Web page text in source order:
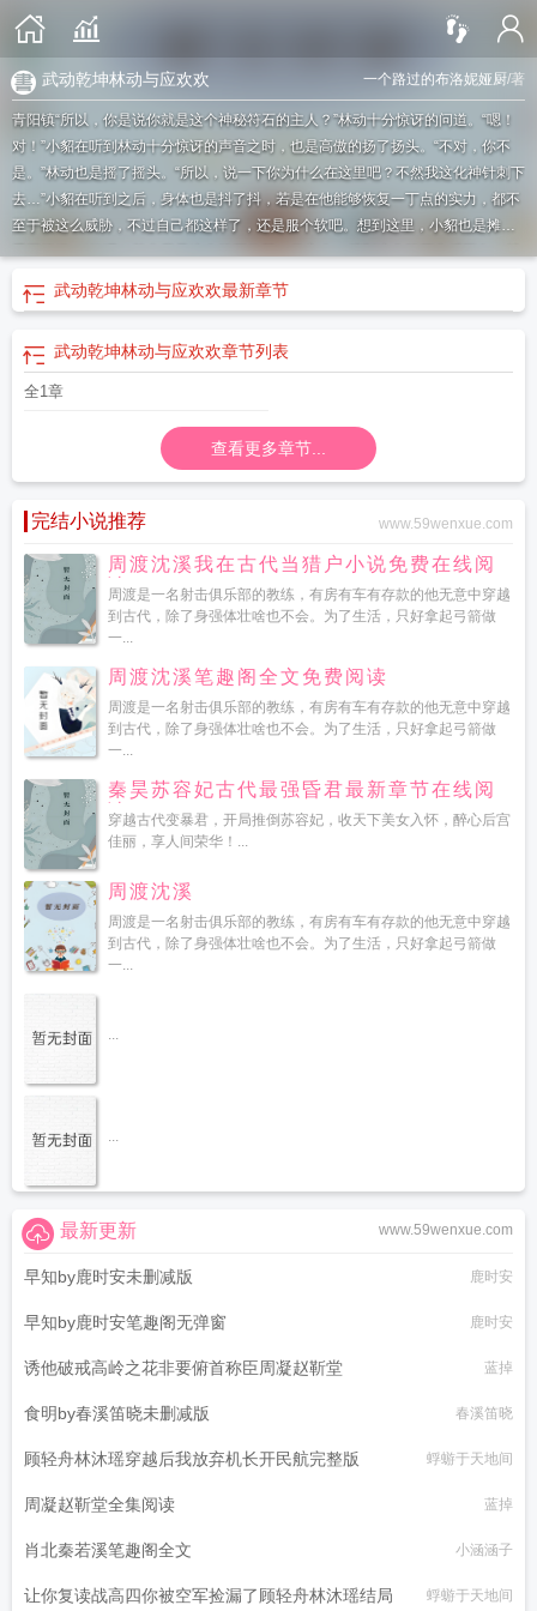
一个路过的布洛妮娅厨/著
武动乾坤林动与应欢欢
青阳镇“所以，你是说你就是这个神秘符石的主人？”林动十分惊讶的问道。“嗯！
对！”小貂在听到林动十分惊讶的声音之时，也是高傲的扬了扬头。“不对，你不
是。”林动也是摇了摇头。“所以，说一下你为什么在这里吧？不然我这化神针刺下
去…”小貂在听到之后，身体也是抖了抖，若是在他能够恢复一丁点的实力，都不
至于被这么威胁，不过自己都这样了，还是服个软吧。想到这里，小貂也是摊开
被追杀，最后只能自爆躲入符石之中，然后远遁。”
在一起
同人 武动乾坤林动应欢欢续写武动乾坤林动应欢欢的感情
欢有夫妻之实嘛
武动乾坤林动与应欢欢最新章节
武动乾坤林动与应欢欢章节列表
全1章
查看更多章节...
完结小说推荐 www.59wenxue.com
周渡沈溪我在古代当猎户小说免费在线阅
读
周渡是一名射击俱乐部的教练，有房有车有存款的他无意中穿越
到古代，除了身强体壮啥也不会。为了生活，只好拿起弓箭做
一...
周渡沈溪笔趣阁全文免费阅读
周渡是一名射击俱乐部的教练，有房有车有存款的他无意中穿越
到古代，除了身强体壮啥也不会。为了生活，只好拿起弓箭做
一...
秦昊苏容妃古代最强昏君最新章节在线阅
读
穿越古代变暴君，开局推倒苏容妃，收天下美女入怀，醉心后宫
佳丽，享人间荣华！...
周渡沈溪
周渡是一名射击俱乐部的教练，有房有车有存款的他无意中穿越
到古代，除了身强体壮啥也不会。为了生活，只好拿起弓箭做
一...
...
...
www.59wenxue.com
最新更新
早知by鹿时安未删减版 鹿时安
早知by鹿时安笔趣阁无弹窗 鹿时安
诱他破戒高岭之花非要俯首称臣周凝赵靳堂 蓝掉
食明by春溪笛晓未删减版 春溪笛晓
顾轻舟林沐瑶穿越后我放弃机长开民航完整版 蜉蝣于天地间
周凝赵靳堂全集阅读 蓝掉
肖北秦若溪笔趣阁全文 小涵涵子
让你复读战高四你被空军捡漏了顾轻舟林沐瑶结局 蜉蝣于天地间